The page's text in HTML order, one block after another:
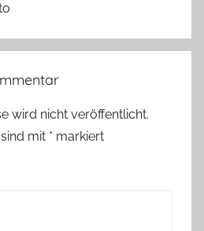
wird nicht veröffentlicht.
mit * markiert